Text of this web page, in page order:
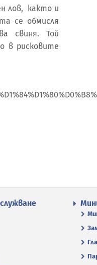
лов, както и
се обмисля
свиня. Той
в рисковите